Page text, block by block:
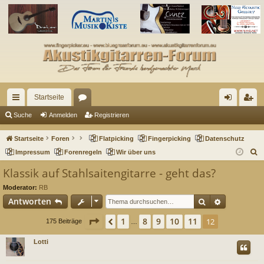
ch
ne
llz
riff
Startseite
en m ist
rie
Suche Anmelden Registrieren
Startseite Foren Flatpicking Fingerpicking
Datenschutz
Impressum
Forenregeln Wir über uns
Klassik auf Stahlsaitengitarre - geht das?
Moderator: RB
Antworten Suche
175 Beiträge Seite12 von 12
Vorherige
1 8 9 10 11 12
Lotti